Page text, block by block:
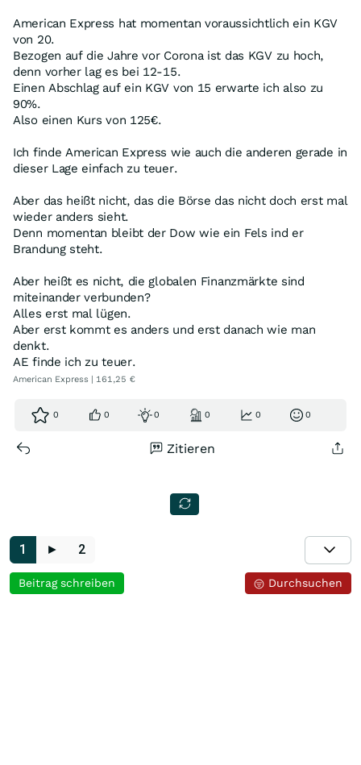
American Express hat momentan voraussichtlich ein KGV
von 20.
Bezogen auf die Jahre vor Corona ist das KGV zu hoch,
denn vorher lag es bei 12-15.
Einen Abschlag auf ein KGV von 15 erwarte ich also zu
90%.
Also einen Kurs von 125€.
Ich finde American Express wie auch die anderen gerade in
dieser Lage einfach zu teuer.
Aber das heißt nicht, das die Börse das nicht doch erst mal
wieder anders sieht.
Denn momentan bleibt der Dow wie ein Fels ind er
Brandung steht.
Aber heißt es nicht, die globalen Finanzmärkte sind
miteinander verbunden?
Alles erst mal lügen.
Aber erst kommt es anders und erst danach wie man
denkt.
AE finde ich zu teuer.
American Express | 161,25 €
0 0 0 0 0 0
Zitieren
1 ► 2
Durchsuchen
Beitrag schreiben